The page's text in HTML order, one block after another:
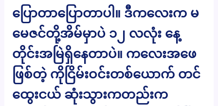
ပြောတာပြောတာပါ။ ဒီကလေးက မ
မေဇင်တို့အိမ်မှာပဲ ၁၂ လလုံး နေ့
တိုင်းအမြဲရှိနေတာပဲ။ ကလေးအဖေ
ဖြစ်တဲ့ ကိုငြိမ်းဝင်းတစ်ယောက် တင်
ထွေးငယ် ဆုံးသွားကတည်းက